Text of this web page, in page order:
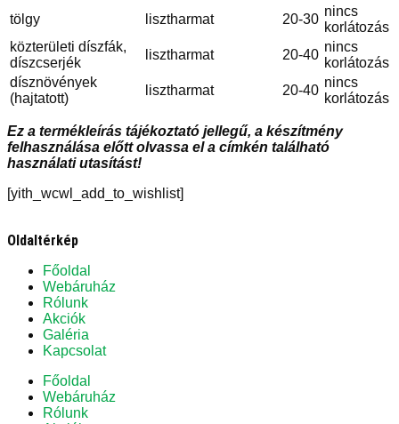
tölgy lisztharmat 20-30
nincs
korlátozás
közterületi díszfák,
díszcserjék
lisztharmat 20-40
nincs
korlátozás
dísznövények
(hajtatott)
lisztharmat 20-40
nincs
korlátozás
Ez a termékleírás tájékoztató jellegű, a készítmény
felhasználása előtt olvassa el a címkén található
használati utasítást!
[yith_wcwl_add_to_wishlist]
Oldaltérkép
Főoldal
Webáruház
Rólunk
Akciók
Galéria
Kapcsolat
Főoldal
Webáruház
Rólunk